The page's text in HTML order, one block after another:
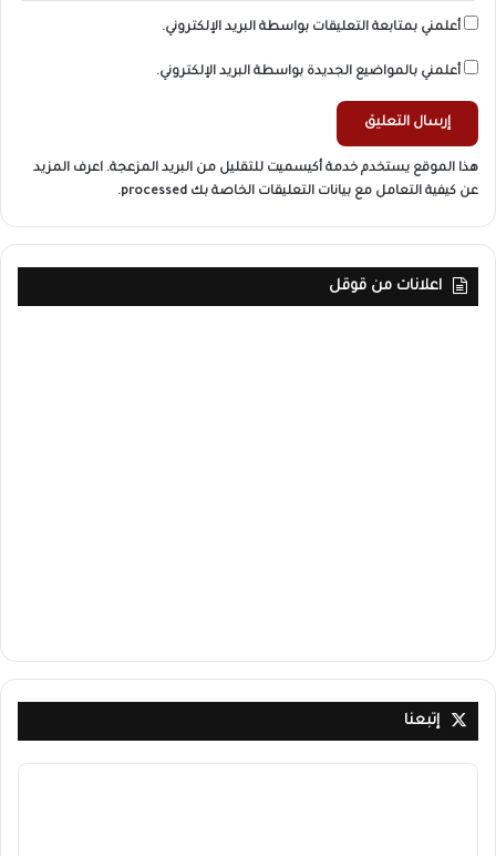
أعلمني بمتابعة التعليقات بواسطة البريد الإلكتروني.
أعلمني بالمواضيع الجديدة بواسطة البريد الإلكتروني.
هذا الموقع يستخدم خدمة أكيسميت للتقليل من البريد المزعجة. اعرف المزيد
عن كيفية التعامل مع بيانات التعليقات الخاصة بك processed
.
اعلانات من قوقل
إتبعنا